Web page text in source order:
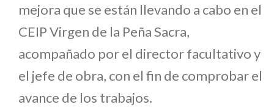
mejora que se están llevando a cabo en el
CEIP Virgen de la Peña Sacra,
acompañado por el director facultativo y
el jefe de obra, con el fin de comprobar el
avance de los trabajos.